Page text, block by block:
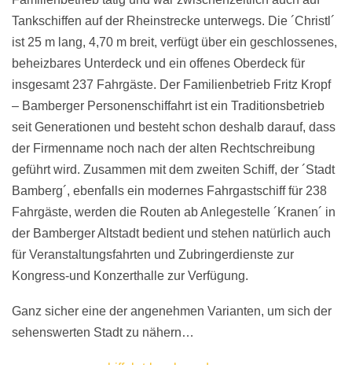
Tankschiffen auf der Rheinstrecke unterwegs. Die ´Christl´
ist 25 m lang, 4,70 m breit, verfügt über ein geschlossenes,
beheizbares Unterdeck und ein offenes Oberdeck für
insgesamt 237 Fahrgäste. Der Familienbetrieb Fritz Kropf
– Bamberger Personenschiffahrt ist ein Traditionsbetrieb
seit Generationen und besteht schon deshalb darauf, dass
der Firmenname noch nach der alten Rechtschreibung
geführt wird. Zusammen mit dem zweiten Schiff, der ´Stadt
Bamberg´, ebenfalls ein modernes Fahrgastschiff für 238
Fahrgäste, werden die Routen ab Anlegestelle ´Kranen´ in
der Bamberger Altstadt bedient und stehen natürlich auch
für Veranstaltungsfahrten und Zubringerdienste zur
Kongress-und Konzerthalle zur Verfügung.
Ganz sicher eine der angenehmen Varianten, um sich der
sehenswerten Stadt zu nähern…